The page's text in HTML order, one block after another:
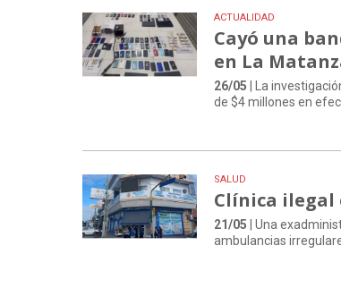
ACTUALIDAD
Cayó una
en La
26/05 | La
de $4 millones en
SALUD
Clínica ilegal
21/05 | Una
ambulancias